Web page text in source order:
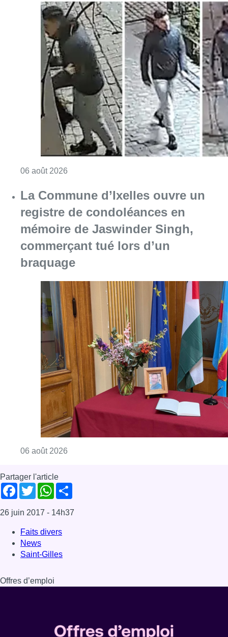
06 août 2026
La Commune d’Ixelles ouvre un
registre de condoléances en
mémoire de Jaswinder Singh,
commerçant tué lors d’un
braquage
06 août 2026
Partager l'article
Facebook
TwitterWhatsApp
26 juin 2017 - 14h37
Faits divers
News
Saint-Gilles
Offres d’emploi